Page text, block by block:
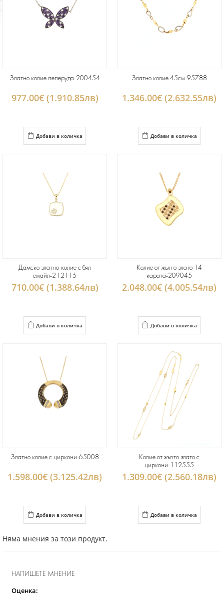
Златно колие пеперуда-200454
977.00€ (1.910.85лв)
Добави в количка
Златно колие 45см-95788
1.346.00€ (2.632.55лв)
Добави в количка
Дамско златно колие с бял
емайл-212115
710.00€ (1.388.64лв)
Добави в количка
Колие от жълто злато 14
карата-209045
2.048.00€ (4.005.54лв)
Добави в количка
Златно колие с циркони-65008
1.598.00€ (3.125.42лв)
Добави в количка
Колие от жълто злато с
циркони-112555
1.309.00€ (2.560.18лв)
Добави в количка
Няма мнения за този продукт.
НАПИШЕТЕ МНЕНИЕ
Оценка: